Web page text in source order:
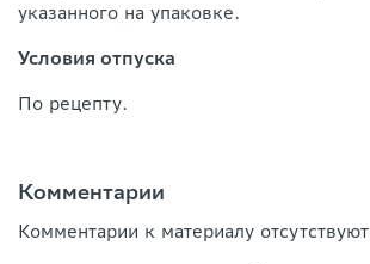
указанного на упаковке.
Условия отпуска
По рецепту.
Комментарии
Комментарии к материалу отсутствуют